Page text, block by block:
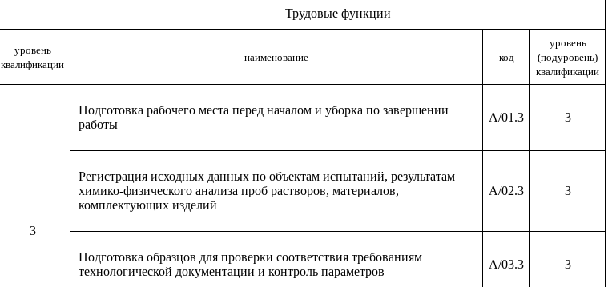
Трудовые функции
уровень
квалификации
наименование код
уровень
(подуровень)
квалификации
3
Подготовка рабочего места перед началом и уборка по завершении
работы
A/01.3 3
Регистрация исходных данных по объектам испытаний, результатам
химико-физического анализа проб растворов, материалов,
комплектующих изделий
A/02.3 3
Подготовка образцов для проверки соответствия требованиям
технологической документации и контроль параметров
A/03.3 3